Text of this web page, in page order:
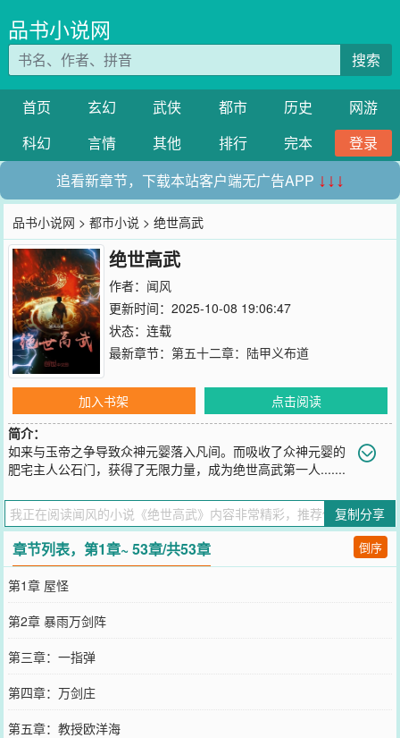
品书小说网
搜索
首页 玄幻 武侠 都市 历史
网游
科幻
言情 其他 排行 完本
登录
追看新章节，下载本站客户端无广告APP ↓↓↓
品书小说网 >都市小说 > 绝世高武
绝世高武
作者： 闻风
更新时间：2025-10-08 19:06:47
状态：连载
最新章节： 第五十二章：陆甲义布道
加入书架
点击阅读
简介：
如来与玉帝之争导致众神元婴落入凡间。而吸收了众神元婴的
肥宅主人公石门，获得了无限力量，成为绝世高武第一人.......
里的朋友推荐哦！
复制分享
章节列表，第1章~ 53章/共53章 倒序
第1章 屋怪
第2章 暴雨万剑阵
第三章：一指弹
第四章：万剑庄
第五章：教授欧洋海